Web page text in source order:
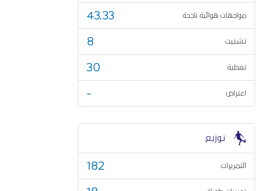
مواجهات هوائية ناجحة 43.33
تشتيت 8
تغطية 30
اعتراض -
توزيع
التمريرات 182